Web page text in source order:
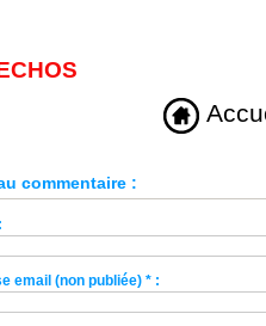
commentaire :
email (non publiée) * :